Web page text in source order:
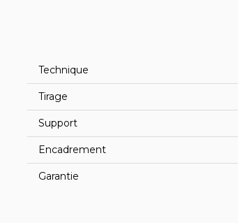
Technique
Tirage
Support
Encadrement
Garantie